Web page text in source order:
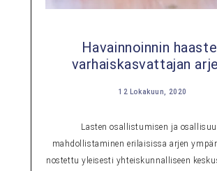
Havainnoinnin
varhaiskasvattajan
12 Lokakuun, 2020
Lasten osallistumisen ja
mahdollistaminen erilaisissa arjen
nostettu yleisesti yhteiskunnalliseen